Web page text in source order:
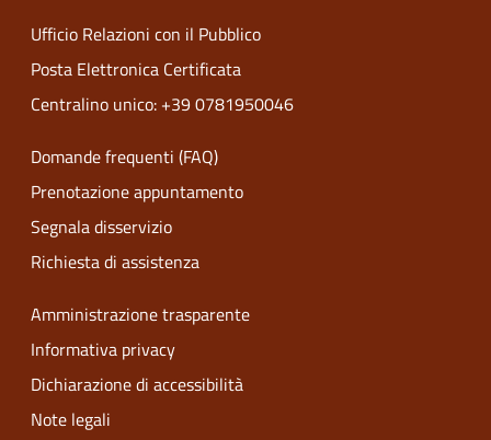
Ufficio Relazioni con il Pubblico
Posta Elettronica Certificata
Centralino unico: +39 0781950046
Domande frequenti (FAQ)
Prenotazione appuntamento
Segnala disservizio
Richiesta di assistenza
Amministrazione trasparente
Informativa privacy
Dichiarazione di accessibilità
Note legali